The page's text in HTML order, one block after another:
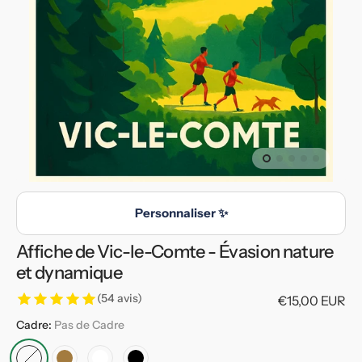
vedette
dans
vue
de
galerie
Personnaliser ✨
Affiche de Vic-le-Comte - Évasion nature
et dynamique
(54 avis)
Prix
€15,00 EUR
Cadre: Pas de Cadre